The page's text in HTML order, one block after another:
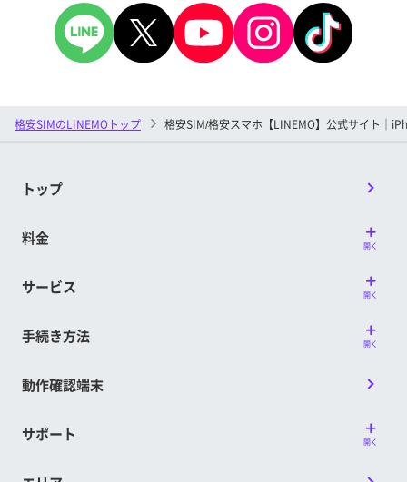
格安SIMのLINEMOトップ 格安SIM/格安スマホ【LINEMO】公式サイト｜
トップ
料金 開く
サービス 開く
手続き方法 開く
動作確認端末
サポート 開く